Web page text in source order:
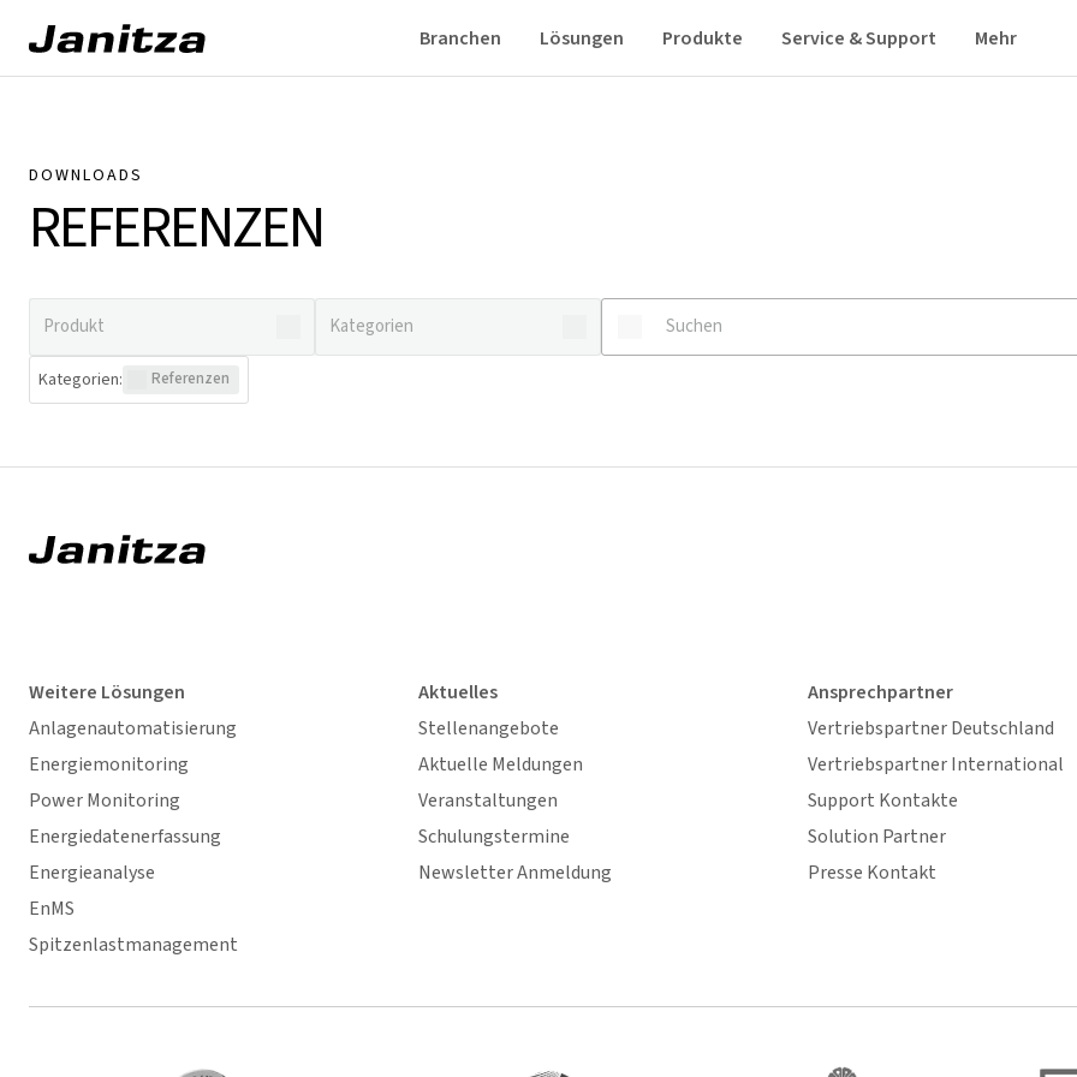
Branchen Lösungen Produkte Service & Support Mehr
DOWNLOADS
REFERENZEN
Kategorien: Referenzen
Weitere Lösungen
Anlagenautomatisierung
Energiemonitoring
Power Monitoring
Energiedatenerfassung
Energieanalyse
EnMS
Spitzenlastmanagement
Aktuelles
Stellenangebote
Aktuelle Meldungen
Veranstaltungen
Schulungstermine
Newsletter Anmeldung
Ansprechpartner
Vertriebspartner Deutschland
Vertriebspartner International
Support Kontakte
Solution Partner
Presse Kontakt